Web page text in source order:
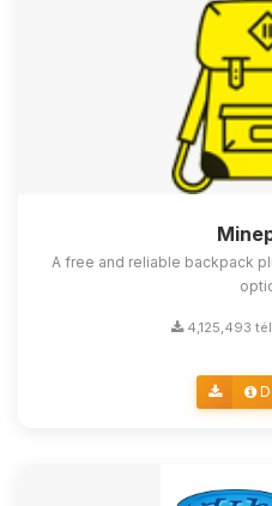
A free and reliable backpack
4,125,493